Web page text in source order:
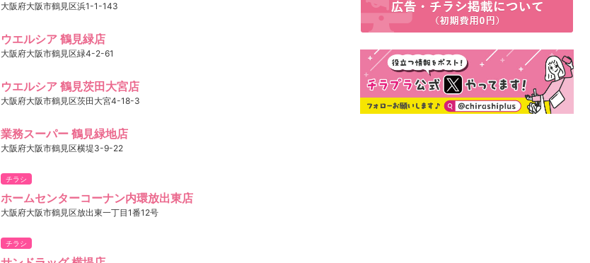
大阪府大阪市鶴見区浜1-1-143
ウエルシア 鶴見緑店
大阪府大阪市鶴見区緑4-2-61
ウエルシア 鶴見茨田大宮店
大阪府大阪市鶴見区茨田大宮4-18-3
業務スーパー 鶴見緑地店
大阪府大阪市鶴見区横堤3-9-22
チラシ
ホームセンターコーナン内環放出東店
大阪府大阪市鶴見区放出東一丁目1番12号
チラシ